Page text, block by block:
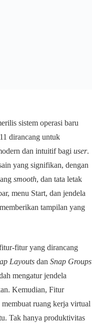
sistem operasi baru
dirancang untuk
dan intuitif bagi user.
yang signifikan, dengan
smooth, dan tata letak
menu Start, dan jendela
tampilan yang
fitur yang dirancang
Layouts dan Snap Groups
mengatur jendela
Kemudian, Fitur
ruang kerja virtual
Tak hanya produktivitas